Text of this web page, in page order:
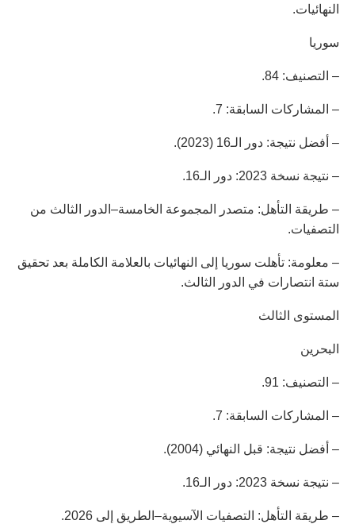
النهائيات.
سوريا
– التصنيف: 84.
– المشاركات السابقة: 7.
– أفضل نتيجة: دور الـ16 (2023).
– نتيجة نسخة 2023: دور الـ16.
– طريقة التأهل: متصدر المجموعة الخامسة–الدور الثالث من
التصفيات.
– معلومة: تأهلت سوريا إلى النهائيات بالعلامة الكاملة بعد تحقيق
ستة انتصارات في الدور الثالث.
المستوى الثالث
البحرين
– التصنيف: 91.
– المشاركات السابقة: 7.
– أفضل نتيجة: قبل النهائي (2004).
– نتيجة نسخة 2023: دور الـ16.
– طريقة التأهل: التصفيات الآسيوية–الطريق إلى 2026.